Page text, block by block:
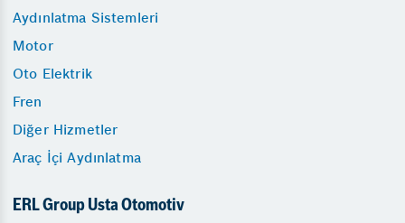
Aydınlatma Sistemleri
Motor
Oto Elektrik
Fren
Diğer Hizmetler
Araç İçi Aydınlatma
ERL Group Usta Otomotiv